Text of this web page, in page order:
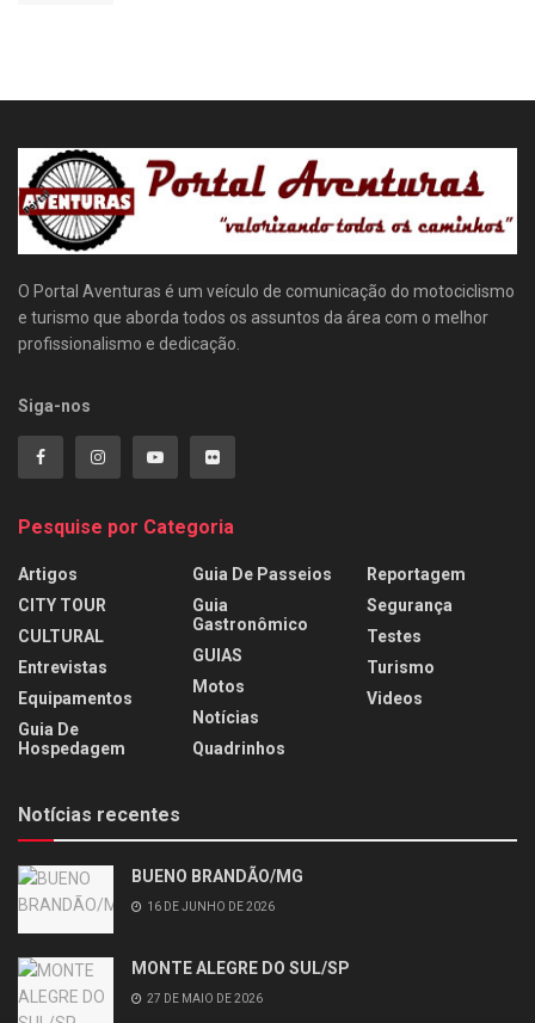
O Portal Aventuras é um veículo de comunicação do motociclismo
e turismo que aborda todos os assuntos da área com o melhor
profissionalismo e dedicação.
Siga-nos
Pesquise por Categoria
Artigos
CITY TOUR
CULTURAL
Entrevistas
Equipamentos
Guia De
Hospedagem
Guia De Passeios
Guia
Gastronômico
GUIAS
Motos
Notícias
Quadrinhos
Reportagem
Segurança
Testes
Turismo
Videos
Notícias recentes
BUENO BRANDÃO/MG
16 DE JUNHO DE 2026
MONTE ALEGRE DO SUL/SP
27 DE MAIO DE 2026